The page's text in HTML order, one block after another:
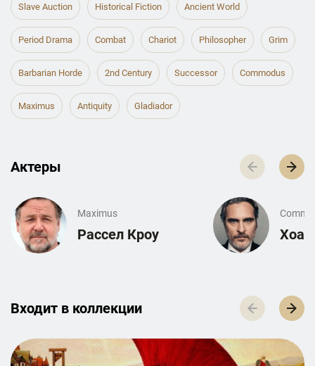
Slave Auction Historical Fiction Ancient World
Period Drama Combat Chariot Philosopher Grim
Barbarian Horde 2nd Century Successor Commodus
Maximus Antiquity Gladiador
Актеры
Maximus
Рассел Кроу
Входит в к­о­л­л­е­к­ц­и­и